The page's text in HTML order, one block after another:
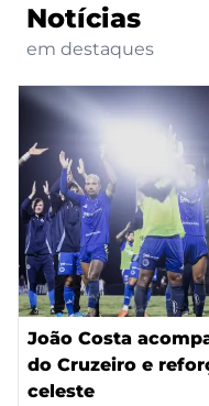
Notícias
em destaques
João Costa
do Cruzeiro e
celeste